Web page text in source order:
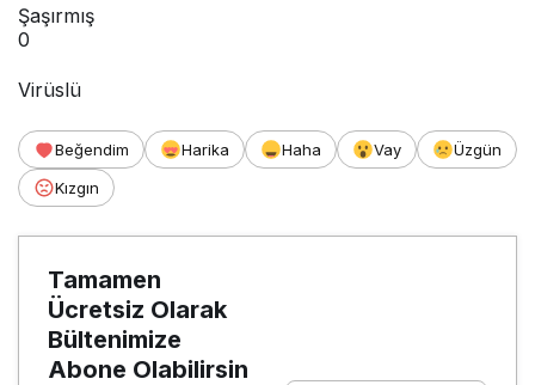
Şaşırmış
0
Virüslü
Beğendim Harika Haha Vay
Üzgün
Kızgın
Tamamen
Ücretsiz Olarak
Bültenimize
Abone Olabilirsin